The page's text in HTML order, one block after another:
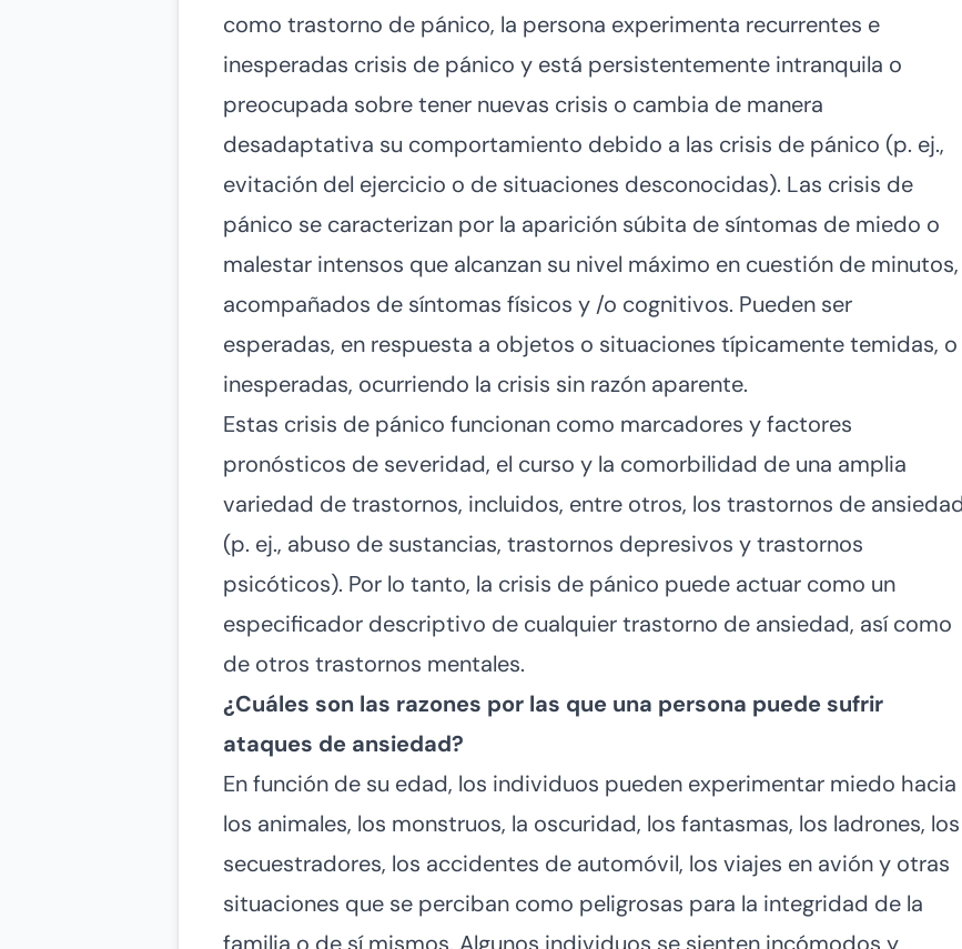
como trastorno de pánico, la persona experimenta recurrentes e
inesperadas crisis de pánico y está persistentemente intranquila o
preocupada sobre tener nuevas crisis o cambia de manera
desadaptativa su comportamiento debido a las crisis de pánico (p. ej.,
evitación del ejercicio o de situaciones desconocidas). Las crisis de
pánico se caracterizan por la aparición súbita de síntomas de miedo o
malestar intensos que alcanzan su nivel máximo en cuestión de minutos,
acompañados de síntomas físicos y /o cognitivos. Pueden ser
esperadas, en respuesta a objetos o situaciones típicamente temidas, o
inesperadas, ocurriendo la crisis sin razón aparente.
Estas crisis de pánico funcionan como marcadores y factores
pronósticos de severidad, el curso y la comorbilidad de una amplia
variedad de trastornos, incluidos, entre otros, los trastornos de
(p. ej., abuso de sustancias, trastornos depresivos y trastornos
psicóticos). Por lo tanto, la crisis de pánico puede actuar como un
especificador descriptivo de cualquier trastorno de ansiedad, así como
de otros trastornos mentales.
¿Cuáles son las razones por las que una persona puede sufrir
ataques de ansiedad?
En función de su edad, los individuos pueden experimentar miedo hacia
los animales, los monstruos, la oscuridad, los fantasmas, los ladrones, los
secuestradores, los accidentes de automóvil, los viajes en avión y otras
situaciones que se perciban como peligrosas para la integridad de la
familia o de sí mismos. Algunos individuos se sienten incómodos y